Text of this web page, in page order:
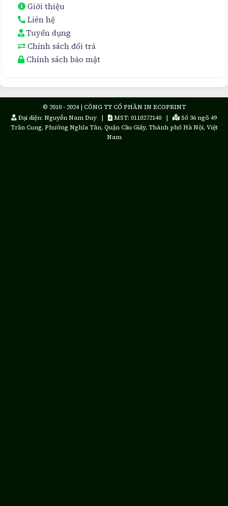
Giới thiệu
Liên hệ
Tuyển dụng
Chính sách đổi trả
Chính sách bảo mật
© 2010 - 2024 | CÔNG TY CỔ PHẦN IN ECOPRINT
Đại diện: Nguyễn Nam Duy |
MST: 0110272140 |
Số 36 ngõ 49
Trần Cung, Phường Nghĩa Tân, Quận Cầu Giấy, Thành phố Hà Nội, Việt
Nam